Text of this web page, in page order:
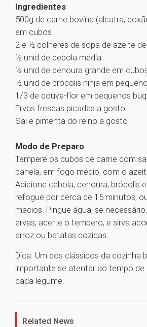
Ingredientes
500g de carne bovina (alcatra,
em cubos
2 e ½ colheres de sopa de azeite de
½ unid de cebola média
½ unid de cenoura grande em
½ unid de brócolis ninja em
1/3 de couve-flor em pequenos
Ervas frescas picadas a gosto
Sal e pimenta do reino a gosto
Modo de Preparo
Tempere os cubos de carne com
panela, em fogo médio, com o
Adicione cebola, cenoura, brócolis
refogue por cerca de 15 minutos,
macios. Pingue água, se
ervas, acerte o tempero, e sirva
arroz ou batatas cozidas.
Dica: Um dos clássicos da cozinha
importante se atentar ao tempo
cada legume.
Related News